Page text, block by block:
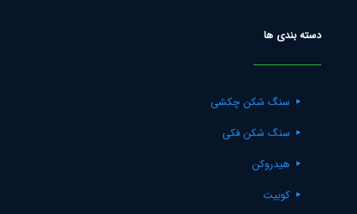
دسته بندی ها
سنگ شکن چکشی
سنگ شکن فکی
هیدروکن
کوبیت